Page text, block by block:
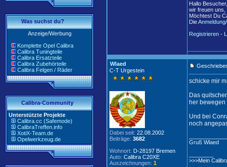
Was suchst du?
Anzeige/Werbung
Komplette Opel Calibra
Calibra Tuningteile
Calibra Ersatzteile
Calibra Zubehörteile
Calibra Felgen / Räder
Calibra-Community
Unterstützte Projekte
Calibra.cc (Safemode)
CalibraTreffen.info
XotiX-Team.de
Opelwerkzeug.de
Hallo Besucher,
wir freuen
Möchtest Du
Die
Registrieren -
Wlaed
C-T Urgestein
Dabei seit: 22.08.2002
Beiträge: 3682
Wohnort: D-28197 Bremen
Auto: Calibra C20XE
Auszeichnungen: 1
schicke mir
Das
her
Und bei
noch
Gruß Wlaed
>>>Mein